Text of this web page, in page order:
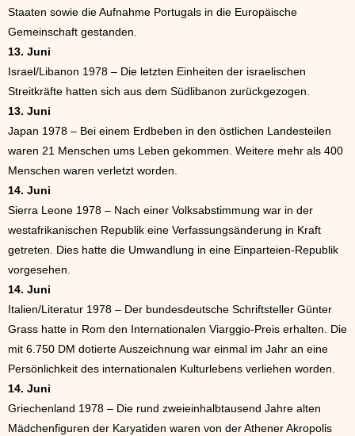
Staaten sowie die Aufnahme Portugals in die Europäische
Gemeinschaft gestanden.
13. Juni
Israel/Libanon 1978 – Die letzten Einheiten der israelischen
Streitkräfte hatten sich aus dem Südlibanon zurückgezogen.
13. Juni
Japan 1978 – Bei einem Erdbeben in den östlichen Landesteilen
waren 21 Menschen ums Leben gekommen. Weitere mehr als 400
Menschen waren verletzt worden.
14. Juni
Sierra Leone 1978 – Nach einer Volksabstimmung war in der
westafrikanischen Republik eine Verfassungsänderung in Kraft
getreten. Dies hatte die Umwandlung in eine Einparteien-Republik
vorgesehen.
14. Juni
Italien/Literatur 1978 – Der bundesdeutsche Schriftsteller Günter
Grass hatte in Rom den Internationalen Viarggio-Preis erhalten. Die
mit 6.750 DM dotierte Auszeichnung war einmal im Jahr an eine
Persönlichkeit des internationalen Kulturlebens verliehen worden.
14. Juni
Griechenland 1978 – Die rund zweieinhalbtausend Jahre alten
Mädchenfiguren der Karyatiden waren von der Athener Akropolis